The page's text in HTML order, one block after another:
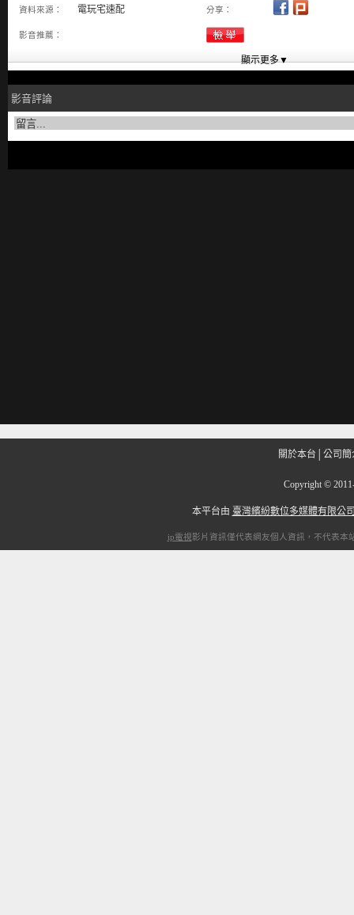
資料來源： 電玩宅速配 分享：
影音推薦：
影音評論
關於本台 公司簡
Copyright ©
本平台由 臺灣繽紛數位多媒體有限公
ip電視影片資訊僅代表網友個人資訊，不代表本